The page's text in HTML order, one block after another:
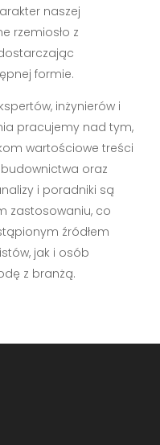
naszej
rzemiosło z
formie.
inżynierów i
pracujemy nad tym,
wartościowe treści
budownictwa oraz
i poradniki są
zastosowaniu, co
źródłem
jak i osób
z branżą.